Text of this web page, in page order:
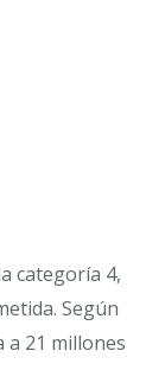
categoría 4,
Según
a 21 millones